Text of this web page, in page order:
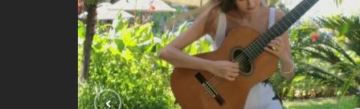
Se Ela Perguntar ( Dilermando Reis)
VIDEOLAR